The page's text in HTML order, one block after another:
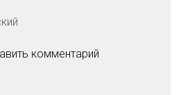
комментарий